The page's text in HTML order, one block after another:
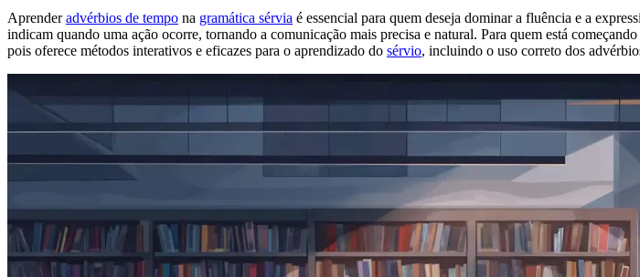
Aprenderadvérbios de tempo na gramática sérvia é essencial para quem deseja dominar a fluência e a
indicam quando uma ação ocorre, tornando a comunicação mais precisa e natural. Para quem está
pois oferece métodos interativos e eficazes para o aprendizado do sérvio, incluindo o uso correto dos